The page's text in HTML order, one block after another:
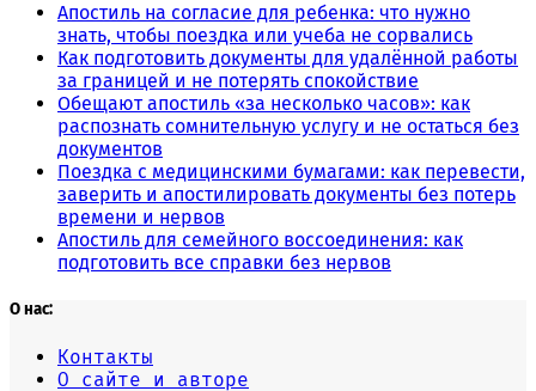
Апостиль на согласие для ребенка: что нужно
знать, чтобы поездка или учеба не сорвались
Как подготовить документы для удалённой работы
за границей и не потерять спокойствие
Обещают апостиль «за несколько часов»: как
распознать сомнительную услугу и не остаться без
документов
Поездка с медицинскими бумагами: как перевести,
заверить и апостилировать документы без потерь
времени и нервов
Апостиль для семейного воссоединения: как
подготовить все справки без нервов
О нас:
Контакты
О сайте и авторе